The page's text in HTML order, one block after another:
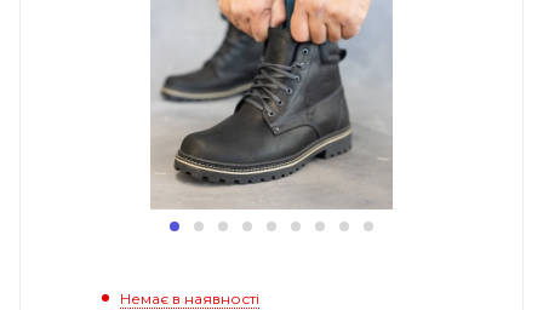
Немає в наявності